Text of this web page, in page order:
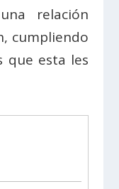
relación
cumpliendo
que esta les